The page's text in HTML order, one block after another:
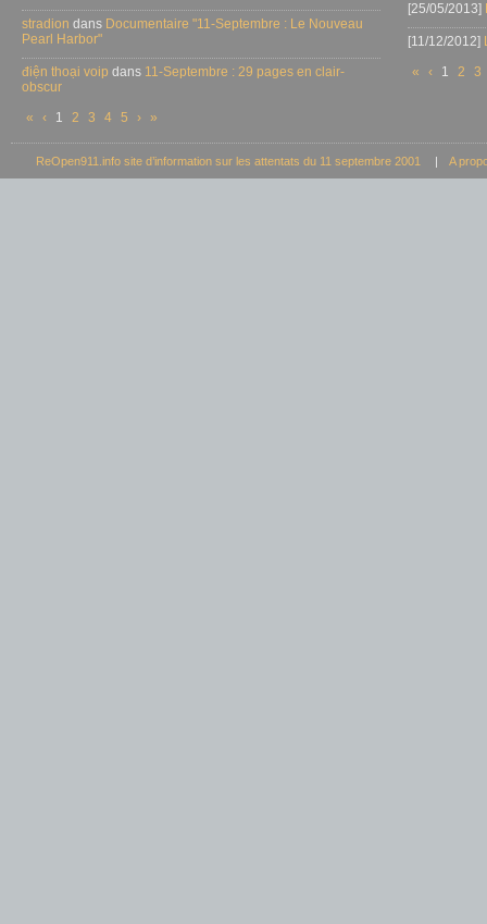
stradion dans Documentaire "11-Septembre : Le Nouveau
Pearl Harbor"
điện thoại voip dans 11-Septembre : 29 pages en clair-
obscur
«
‹ 1 2 3 4 5 › »
[25/05/2013]
[11/12/2012]
«
‹ 1 2 3
ReOpen911.info site d’information sur les attentats du 11 septembre 2001 | A